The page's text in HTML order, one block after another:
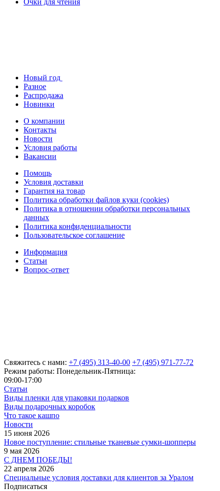
Новый год
Разное
Распродажа
Новинки
О компании
Контакты
Новости
Условия работы
Вакансии
Помощь
Условия доставки
Гарантия на товар
Политика обработки файлов куки (cookies)
Политика в отношении обработки персональных
данных
Политика конфиденциальности
Пользовательское соглашение
Информация
Статьи
Вопрос-ответ
Свяжитесь с нами: +7 (495) 313-40-00 +7 (495) 971-77-72
Режим работы: Понедельник-Пятница:
09:00-17:00
Статьи
Виды пленки для упаковки подарков
Виды подарочных коробок
Что такое кашпо
Новости
15 июня 2026
Новое поступление: стильные тканевые сумки-шопперы
9 мая 2026
С ДНЕМ ПОБЕДЫ!
22 апреля 2026
Специальные условия доставки для клиентов за Уралом
Подписаться